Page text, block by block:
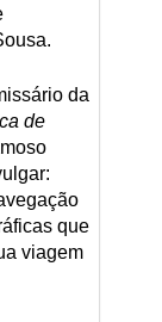
da
de
que
viagem